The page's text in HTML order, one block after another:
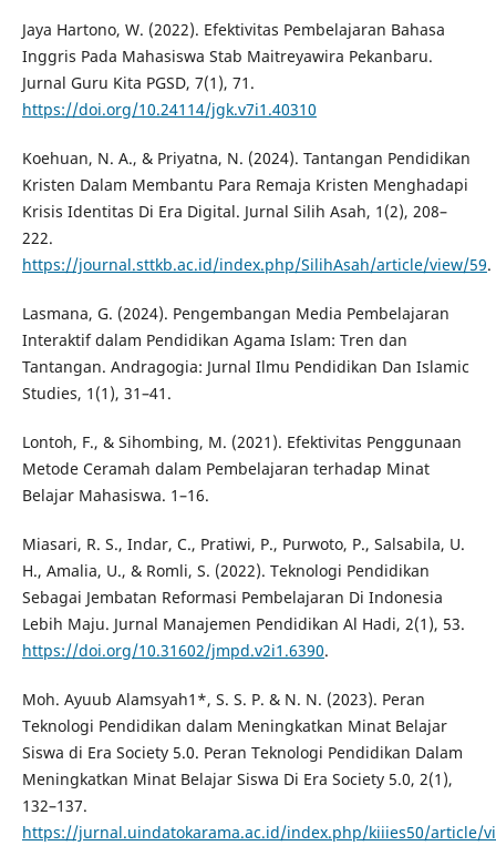
Jaya Hartono, W. (2022). Efektivitas Pembelajaran Bahasa
Inggris Pada Mahasiswa Stab Maitreyawira Pekanbaru.
Jurnal Guru Kita PGSD, 7(1), 71.
https://doi.org/10.24114/jgk.v7i1.40310
Koehuan, N. A., & Priyatna, N. (2024). Tantangan Pendidikan
Kristen Dalam Membantu Para Remaja Kristen Menghadapi
Krisis Identitas Di Era Digital. Jurnal Silih Asah, 1(2), 208–
222.
https://journal.sttkb.ac.id/index.php/SilihAsah/article/view/59.
Lasmana, G. (2024). Pengembangan Media Pembelajaran
Interaktif dalam Pendidikan Agama Islam: Tren dan
Tantangan. Andragogia: Jurnal Ilmu Pendidikan Dan Islamic
Studies, 1(1), 31–41.
Lontoh, F., & Sihombing, M. (2021). Efektivitas Penggunaan
Metode Ceramah dalam Pembelajaran terhadap Minat
Belajar Mahasiswa. 1–16.
Miasari, R. S., Indar, C., Pratiwi, P., Purwoto, P., Salsabila, U.
H., Amalia, U., & Romli, S. (2022). Teknologi Pendidikan
Sebagai Jembatan Reformasi Pembelajaran Di Indonesia
Lebih Maju. Jurnal Manajemen Pendidikan Al Hadi, 2(1), 53.
https://doi.org/10.31602/jmpd.v2i1.6390.
Moh. Ayuub Alamsyah1*, S. S. P. & N. N. (2023). Peran
Teknologi Pendidikan dalam Meningkatkan Minat Belajar
Siswa di Era Society 5.0. Peran Teknologi Pendidikan Dalam
Meningkatkan Minat Belajar Siswa Di Era Society 5.0, 2(1),
132–137.
https://jurnal.uindatokarama.ac.id/index.php/kiiies50/article/